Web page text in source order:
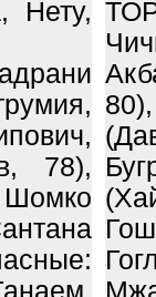
Нету,
78),
Шомко